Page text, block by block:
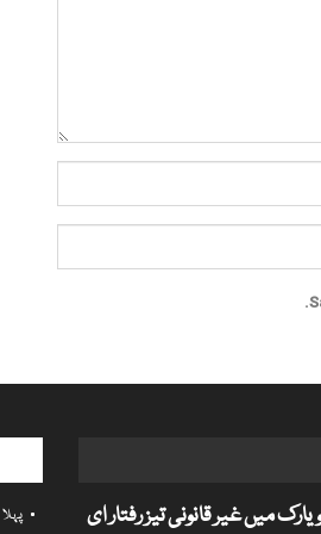
میں غیر قانونی تیز رفتار ای